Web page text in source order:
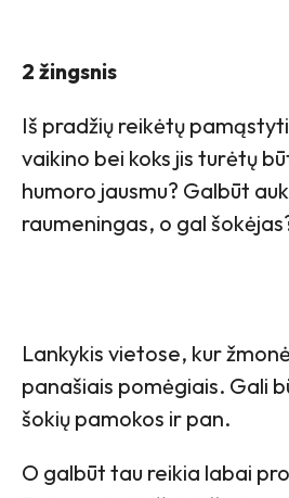
2 žingsnis
Iš pradžių reikėtų
vaikino bei koks jis turėtų
humoro jausmu? Galbūt
raumeningas, o gal
Lankykis vietose, kur
panašiais pomėgiais. Gali
šokių pamokos ir pan.
O galbūt tau reikia labai